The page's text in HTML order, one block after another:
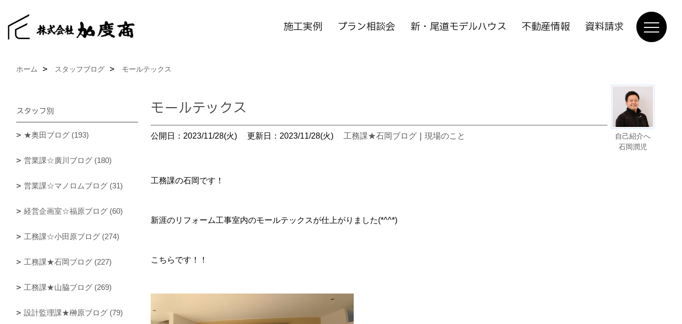
施工実例 プラン相談会 新・尾道モデルハウス 不動産情報 資料請求
ホーム スタッフブログ モールテックス
自己紹介へ
石岡潤児
モールテックス
公開日：2023/11/28(火) 更新日：2023/11/28(火) 工務課★石岡ブログ 現場のこと
工務課の石岡です！
新涯のリフォーム工事室内のモールテックスが仕上がりました(*^^*)
こちらです！！
スタッフ別
★奥田ブログ (193)
営業課☆廣川ブログ (180)
営業課☆マノロムブログ (31)
経営企画室☆福原ブログ (60)
工務課☆小田原ブログ (274)
工務課★石岡ブログ (227)
工務課★山脇ブログ (269)
設計監理課★榊原ブログ (79)